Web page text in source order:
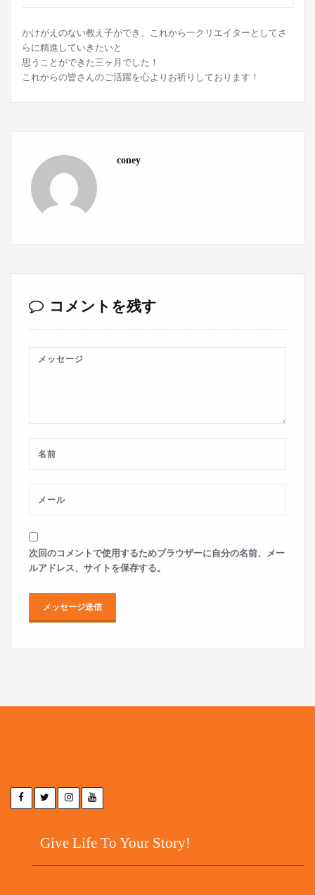
かけがえのない教え子ができ、これから一クリエイターとしてさ
らに精進していきたいと
思うことができた三ヶ月でした！
これからの皆さんのご活躍を心よりお祈りしております！
coney
コメントを残す
次回のコメントで使用するためブラウザーに自分の名前、メー
ルアドレス、サイトを保存する。
Give Life To Your Story!